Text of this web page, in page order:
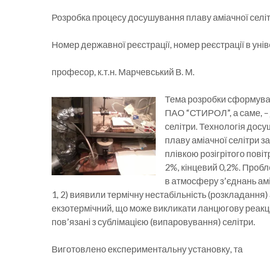
Розробка процесу досушування плаву аміачної
Номер державної реєстрації, номер реєстрації в
професор, к.т.н. Марчевський В. М.
Тема розробки
ПАО “СТИРОЛ”, а саме, –
селітри. Технологія
плаву аміачної селітри
плівкою розігрітого
2%, кінцевий 0,2%.
в атмосферу з’єднань
1, 2) виявили термічну нестабільність
екзотермічний, що може викликати ланцюгову
пов’язані з сублімацією (випаровування) селітри.
Виготовлено експериментальну установку, та